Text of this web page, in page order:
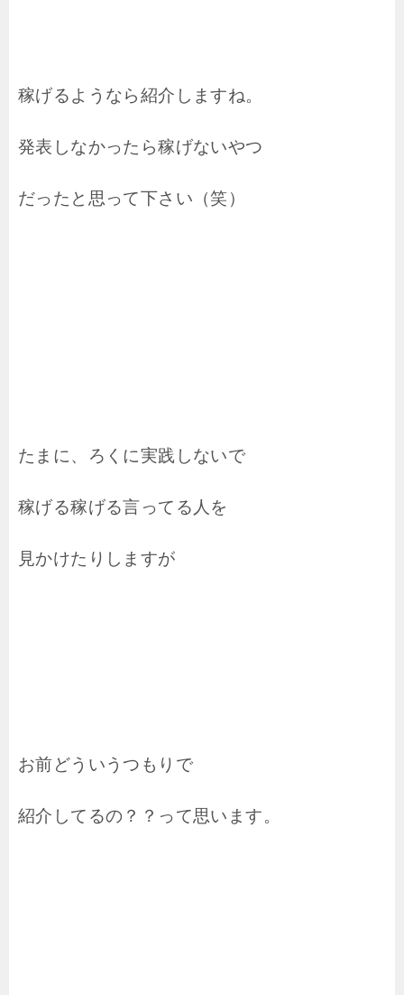
稼げるようなら紹介しますね。
発表しなかったら稼げないやつ
だったと思って下さい（笑）
たまに、ろくに実践しないで
稼げる稼げる言ってる人を
見かけたりしますが
お前どういうつもりで
紹介してるの？？って思います。